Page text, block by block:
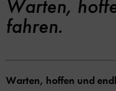
Warten,
fahren.
Warten, hoffen und